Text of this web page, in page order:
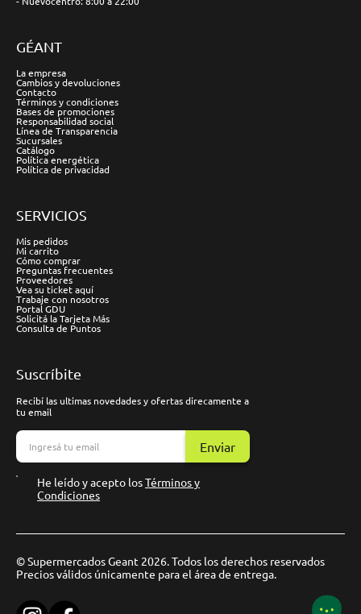
GÉANT
La empresa
Cambios y devoluciones
Contacto
Términos y condiciones
Bases de promociones
Responsabilidad social
Línea de Transparencia
Sucursales
Catálogo
Política energética
Política de privacidad
SERVICIOS
Mis pedidos
Mi carrito
Cómo comprar
Preguntas frecuentes
Proveedores
Vea su ticket aquí
Trabaje con nosotros
Portal GDU
Solicitá la Tarjeta Más
Consulta de Puntos
Suscríbite
Recibí las ultimas novedades y ofertas direcamente a
tu email
Enviar
He leído y acepto losTérminos y
Condiciones
© Supermercados Geant 2026. Todos los derechos reservados
Precios válidos únicamente para el área de entrega.